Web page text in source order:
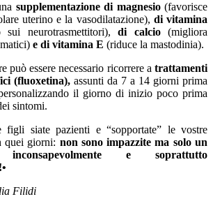
supplementazione di magnesio(favorisce
uterino e la vasodilatazione), di vitamina
sui neurotrasmettitori),di calcio(migliora
e di vitamina E (riduce la mastodinia).
può essere necessario ricorrere a trattamenti
(fluoxetina), assunti da 7 a 14 giorni prima
il giorno di inizio poco prima
sintomi.
siate pazienti e “sopportate” le vostre
quei giorni: non sono impazzite ma solo un
e soprattutto
Filidi